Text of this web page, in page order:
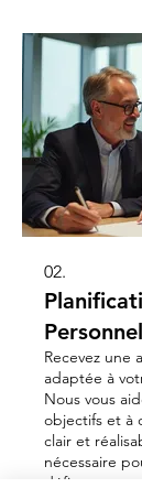
02.
Recevez une
adaptée à
Nous vous
objectifs et à
clair et
nécessaire
défis.